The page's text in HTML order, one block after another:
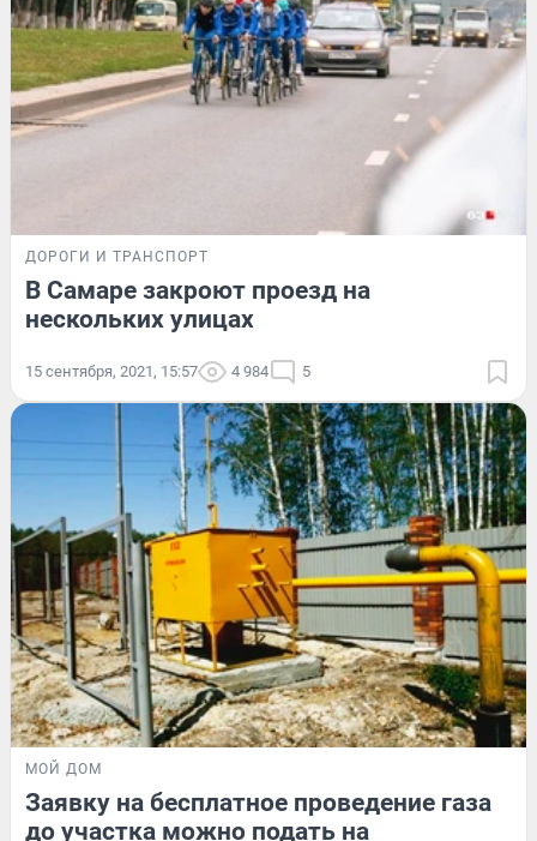
ДОРОГИ И ТРАНСПОРТ
В Самаре закроют проезд на
нескольких улицах
15 сентября, 2021, 15:57 4 984 5
МОЙ ДОМ
Заявку на бесплатное проведение газа
до участка можно подать на